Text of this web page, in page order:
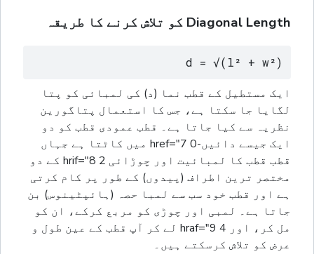
Diagonal Length کو تلاش کرنے کا طریقہ
d = √(l² + w²)
ایک مستطیل کے قطب نما (د) کی لمبائی کو پتا
لگایا جا سکتا ہے، جس کا استعمال پتاگورین
نظریہ سے کیا جاتا ہے۔ قطب عمودی قطب کو دو
ایک جیسے دائیں-0 href="7 میں کاٹتا ہے جہاں
قطب قطب کا لمبائیت اور چوڑائی 2 hrif="8 کے دو
مختصر ترین اطراف (پیدوں) کے طور پر کام کرتی
ہے اور قطب خود سب سے لمبا حصہ (ہائپٹینوس) بن
جاتا ہے۔ لمبی اور چوڑی کو مربع کرکے، ان کو
مل کر، اور 4 hraf="9 لے کر آپ قطب کے عین طول و
عرض کو تلاش کرسکتے ہیں۔